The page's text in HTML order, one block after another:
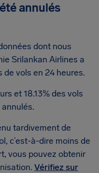
annulés
dont nous
Srilankan Airlines a
vols en 24 heures.
et 18.13% des vols
tardivement de
c’est-à-dire moins de
vous pouvez obtenir
Vérifiez sur